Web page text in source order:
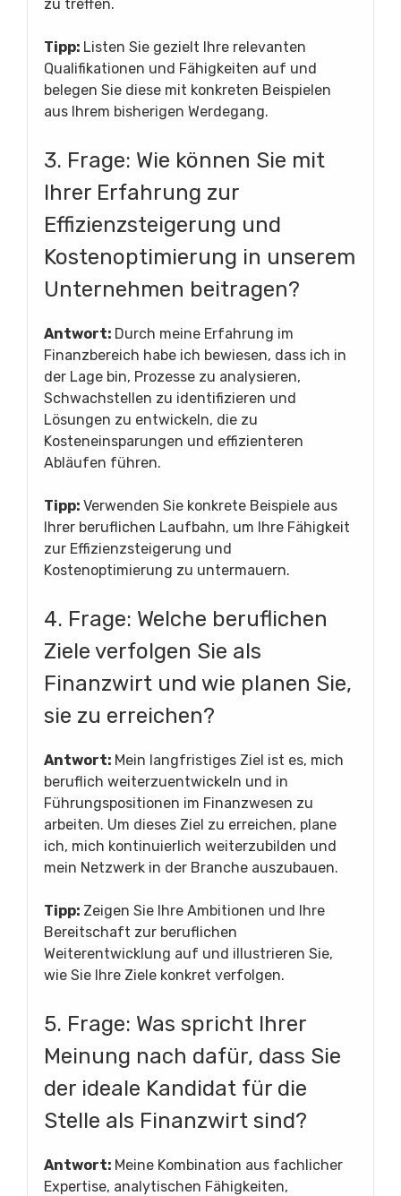
zu treffen.
Tipp: Listen Sie gezielt Ihre relevanten
Qualifikationen und Fähigkeiten auf und
belegen Sie diese mit konkreten Beispielen
aus Ihrem bisherigen Werdegang.
3. Frage: Wie können Sie mit
Ihrer Erfahrung zur
Effizienzsteigerung und
Kostenoptimierung in unserem
Unternehmen beitragen?
Antwort: Durch meine Erfahrung im
Finanzbereich habe ich bewiesen, dass ich in
der Lage bin, Prozesse zu analysieren,
Schwachstellen zu identifizieren und
Lösungen zu entwickeln, die zu
Kosteneinsparungen und effizienteren
Abläufen führen.
Tipp: Verwenden Sie konkrete Beispiele aus
Ihrer beruflichen Laufbahn, um Ihre Fähigkeit
zur Effizienzsteigerung und
Kostenoptimierung zu untermauern.
4. Frage: Welche beruflichen
Ziele verfolgen Sie als
Finanzwirt und wie planen Sie,
sie zu erreichen?
Antwort: Mein langfristiges Ziel ist es, mich
beruflich weiterzuentwickeln und in
Führungspositionen im Finanzwesen zu
arbeiten. Um dieses Ziel zu erreichen, plane
ich, mich kontinuierlich weiterzubilden und
mein Netzwerk in der Branche auszubauen.
Tipp: Zeigen Sie Ihre Ambitionen und Ihre
Bereitschaft zur beruflichen
Weiterentwicklung auf und illustrieren Sie,
wie Sie Ihre Ziele konkret verfolgen.
5. Frage: Was spricht Ihrer
Meinung nach dafür, dass Sie
der ideale Kandidat für die
Stelle als Finanzwirt sind?
Antwort: Meine Kombination aus fachlicher
Expertise, analytischen Fähigkeiten,